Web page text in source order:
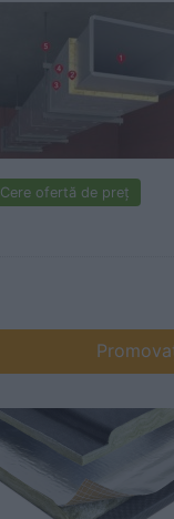
Cere ofertă de preț